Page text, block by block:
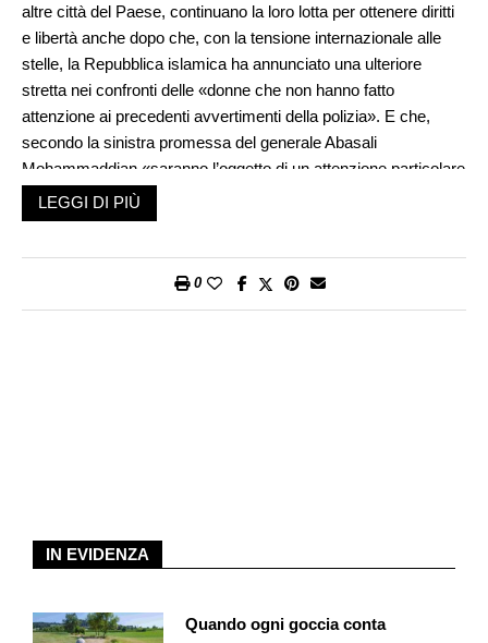
altre città del Paese, continuano la loro lotta per ottenere diritti
e libertà anche dopo che, con la tensione internazionale alle
stelle, la Repubblica islamica ha annunciato una ulteriore
stretta nei confronti delle «donne che non hanno fatto
attenzione ai precedenti avvertimenti della polizia». E che,
secondo la sinistra promessa del generale Abasali
Mohammaddian «saranno l’oggetto di un attenzione particolare
e saranno perseguite», come poi è prontamente avvenuto nei
fatti. «Da donna che vive in Iran, la probabilità di morire per
bombe israeliane», ha sentenziato un’utente di X, indicando
godevano con lo shah. Nonostante gli annunci, le donne non si
una ragazza senza velo in preda a convulsioni in strada dopo
LEGGI DI PIÙ
0
IN EVIDENZA
Quando ogni goccia conta